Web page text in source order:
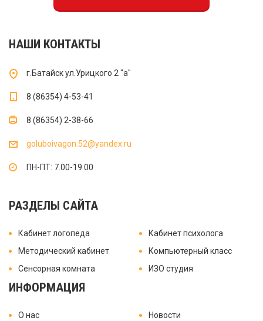
НАШИ КОНТАКТЫ
г.Батайск ул.Урицкого 2 "а"
8 (86354) 4-53-41
8 (86354) 2-38-66
goluboivagon.52@yandex.ru
ПН-ПТ: 7.00-19.00
РАЗДЕЛЫ САЙТА
Кабинет логопеда
Кабинет психолога
Методический кабинет
Компьютерный класс
Сенсорная комната
ИЗО студия
ИНФОРМАЦИЯ
О нас Новости